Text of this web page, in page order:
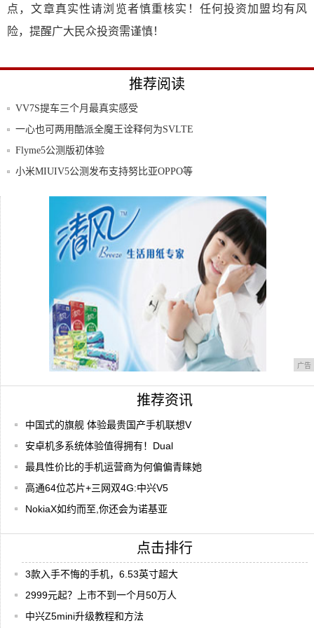
点，文章真实性请浏览者慎重核实！任何投资加盟均有风
险，提醒广大民众投资需谨慎！
推荐阅读
VV7S提车三个月最真实感受
一心也可两用酷派全魔王诠释何为SVLTE
Flyme5公测版初体验
小米MIUIV5公测发布支持努比亚OPPO等
399元红辣椒任性版简评
广告
推荐资讯
中国式的旗舰 体验最贵国产手机联想V
安卓机多系统体验值得拥有！Dual
最具性价比的手机运营商为何偏偏青睐她
高通64位芯片+三网双4G:中兴V5
NokiaX如约而至,你还会为诺基亚
点击排行
3款入手不悔的手机，6.53英寸超大
2999元起？上市不到一个月50万人
中兴Z5mini升级教程和方法